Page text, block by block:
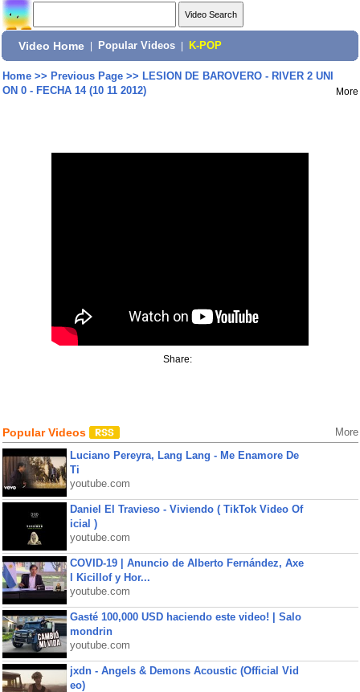
Video Home Popular Videos K-POP
Home>> Previous Page>> LESION DE BAROVERO - RIVER 2 UNI
ON 0 - FECHA 14 (10 11 2012)
More
Share:
Popular Videos More
Luciano Pereyra, Lang Lang - Me Enamore De
Ti
youtube.com
Daniel El Travieso - Viviendo ( TikTok Video Of
icial )
youtube.com
COVID-19 | Anuncio de Alberto Fernández, Axe
l Kicillof y Hor...
youtube.com
Gasté 100,000 USD haciendo este video! | Salo
mondrin
youtube.com
jxdn - Angels & Demons Acoustic (Official Vid
eo)